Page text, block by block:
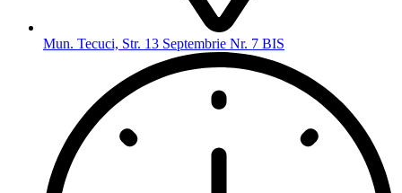
Mun. Tecuci, Str. 13 Septembrie Nr. 7 BIS